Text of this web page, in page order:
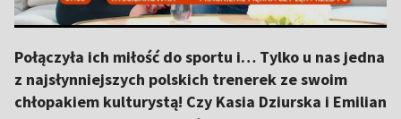
Połączyła ich miłość do sportu i… Tylko u nas jedna
z najsłynniejszych polskich trenerek ze swoim
chłopakiem kulturystą! Czy Kasia Dziurska i Emilian